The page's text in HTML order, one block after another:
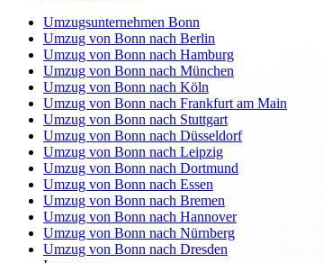
Umzugsunternehmen Bonn
Umzug von Bonn nach Berlin
Umzug von Bonn nach Hamburg
Umzug von Bonn nach München
Umzug von Bonn nach Köln
Umzug von Bonn nach Frankfurt am Main
Umzug von Bonn nach Stuttgart
Umzug von Bonn nach Düsseldorf
Umzug von Bonn nach Leipzig
Umzug von Bonn nach Dortmund
Umzug von Bonn nach Essen
Umzug von Bonn nach Bremen
Umzug von Bonn nach Hannover
Umzug von Bonn nach Nürnberg
Umzug von Bonn nach Dresden